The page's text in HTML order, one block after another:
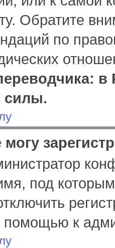
Обратите
по
в
силы.
под
помощью к